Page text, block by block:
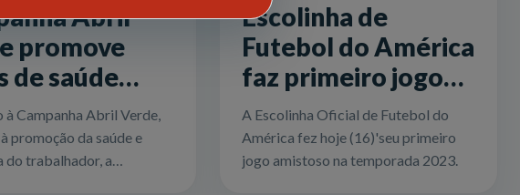
Abril
promove
de saúde
ao
rural
Geral
à Campanha Abril Verde,
promoção da saúde e
do trabalhador, a
Escolinha de
Futebol do América
faz primeiro jogo
amistoso em 2023
A Escolinha Oficial de Futebol do
América fez hoje (16)'seu primeiro
jogo amistoso na temporada 2023.